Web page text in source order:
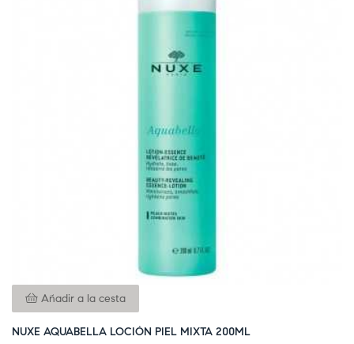
Añadir a la cesta
NUXE AQUABELLA LOCIÓN PIEL MIXTA 200ML